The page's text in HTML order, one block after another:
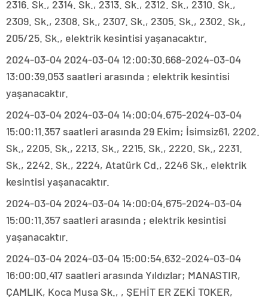
2316. Sk., 2314. Sk., 2313. Sk., 2312. Sk., 2310. Sk.,
2309. Sk., 2308. Sk., 2307. Sk., 2305. Sk., 2302. Sk.,
205/25. Sk., elektrik kesintisi yaşanacaktır.
2024-03-04 2024-03-04 12:00:30.668-2024-03-04
13:00:39.053 saatleri arasında ; elektrik kesintisi
yaşanacaktır.
2024-03-04 2024-03-04 14:00:04.675-2024-03-04
15:00:11.357 saatleri arasında 29 Ekim; İsimsiz61, 2202.
Sk., 2205. Sk., 2213. Sk., 2215. Sk., 2220. Sk., 2231.
Sk., 2242. Sk., 2224, Atatürk Cd., 2246 Sk., elektrik
kesintisi yaşanacaktır.
2024-03-04 2024-03-04 14:00:04.675-2024-03-04
15:00:11.357 saatleri arasında ; elektrik kesintisi
yaşanacaktır.
2024-03-04 2024-03-04 15:00:54.632-2024-03-04
16:00:00.417 saatleri arasında Yıldızlar; MANASTIR,
ÇAMLIK, Koca Musa Sk., , ŞEHİT ER ZEKİ TOKER,